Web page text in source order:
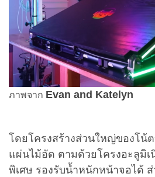
ภาพจาก Evan and Katelyn
โดยโครงสร้างส่วนใหญ่ของโน้
แผ่นไม้อัด ตามด้วยโครงอะลูมิ
พิเศษ รองรับน้ำหนักหน้าจอได้